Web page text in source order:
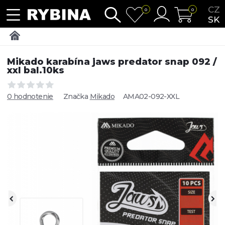
CZ
SK
0 0
Mikado karabína jaws predator snap 092 /
xxl bal.10ks
0 hodnotenie Značka Mikado AMA02-092-XXL